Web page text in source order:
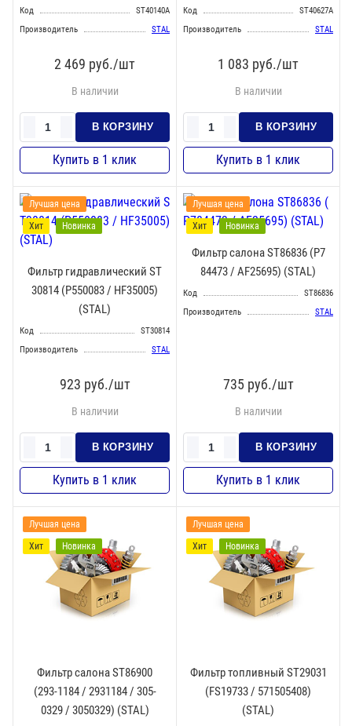
Код
ST40140A
Производитель
STAL
2 469 руб./шт
В наличии
Код
ST40627A
Производитель
STAL
1 083 руб./шт
В наличии
Лучшая цена
Хит
Новинка
Фильтр гидравлический ST
30814 (P550083 / HF35005)
(STAL)
Код
ST30814
Производитель
STAL
923 руб./шт
В наличии
Лучшая цена
Хит
Новинка
Фильтр салона ST86836 (P7
84473 / AF25695) (STAL)
Код
ST86836
Производитель
STAL
735 руб./шт
В наличии
Лучшая цена
Хит
Новинка
Фильтр салона ST86900
(293-1184 / 2931184 / 305-
0329 / 3050329) (STAL)
Лучшая цена
Хит
Новинка
Фильтр топливный ST29031
(FS19733 / 571505408)
(STAL)